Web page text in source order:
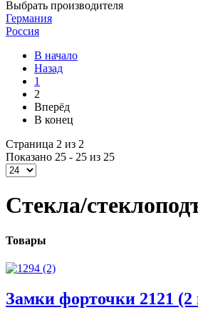
Выбрать производителя
Германия
Россия
В начало
Назад
1
2
Вперёд
В конец
Страница 2 из 2
Показано 25 - 25 из 25
Стекла/
Товары
Замки форточки 2121 (2